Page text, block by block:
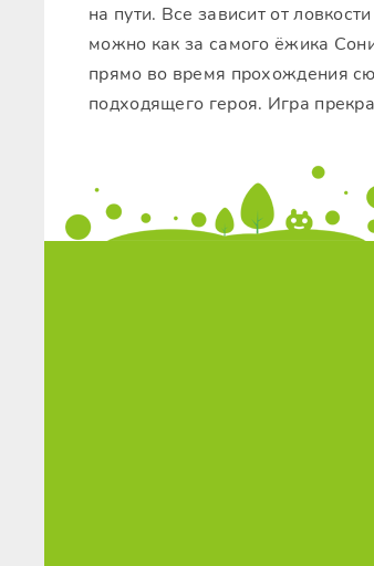
на пути. Все зависит от
можно как за самого ёжика
прямо во время прохождения
подходящего героя. Игра